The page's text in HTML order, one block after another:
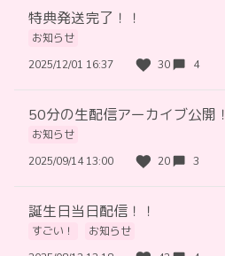
特典発送完了！！
お知らせ
2025/12/01 16:37
30 4
50分の生配信アーカイブ公開！
お知らせ
2025/09/14 13:00
20 3
誕生日当日配信！！
すごい！
お知らせ